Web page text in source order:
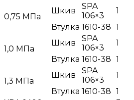
0,75 МПа
Шкив
SPA
106×3
1
Втулка 1610-38 1
1,0 МПа
Шкив
SPA
106×3
1
Втулка 1610-38 1
1,3 МПа
Шкив
SPA
106×3
1
Втулка 1610-38 1